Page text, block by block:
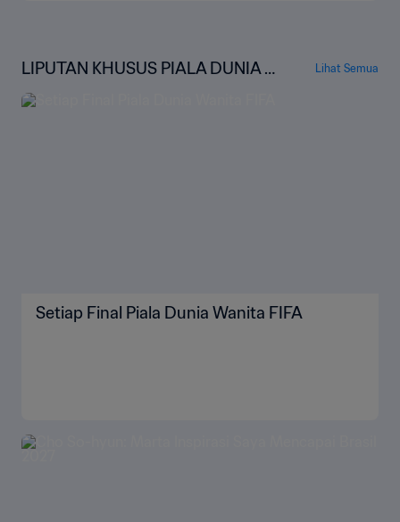
LIPUTAN KHUSUS PIALA DUNIA W
ANITA FIFA
Lihat Semua
Setiap Final Piala Dunia Wanita FIFA